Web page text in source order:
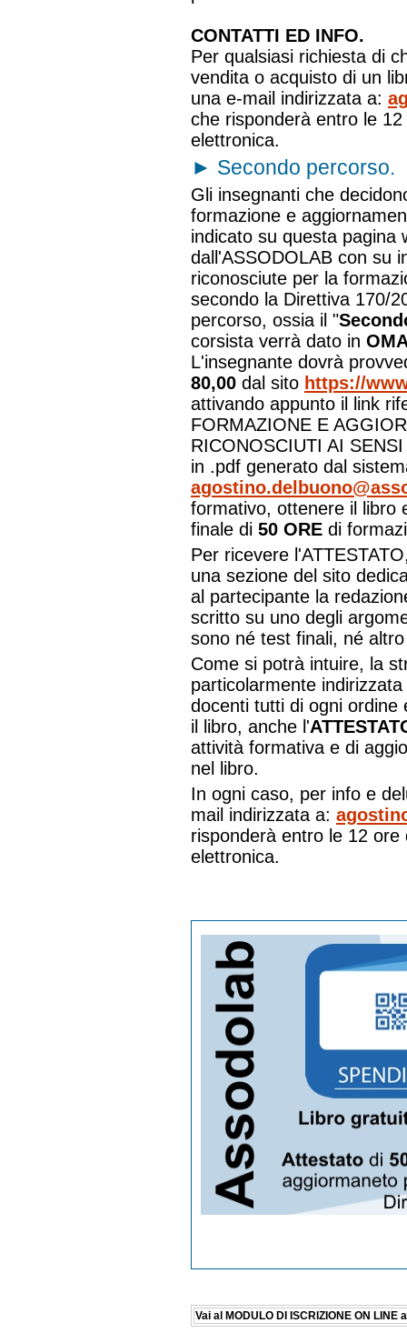
CONTATTI ED INFO.
Per qualsiasi richiesta di
vendita o acquisto di un
una e-mail indirizzata a:
che risponderà entro le
elettronica.
► Secondo percorso.
Gli insegnanti che
formazione e
indicato su questa pagina
dall'ASSODOLAB con su
riconosciute per la
secondo la Direttiva 170/
percorso, ossia il "
corsista verrà dato in
L'insegnante dovrà
80,00 dal sito https://
attivando appunto il link
FORMAZIONE E
RICONOSCIUTI AI
in .pdf generato dal
formativo, ottenere il libro
finale di 50 ORE di
Per ricevere
una sezione del sito
al partecipante la
scritto su uno degli
sono né test finali, né
Come si potrà intuire, la
particolarmente
docenti tutti di ogni ordine
il libro, anche l'
attività formativa e di
nel libro.
In ogni caso, per info e
mail indirizzata a:
risponderà entro le 12
elettronica.
Vai al MODULO DI ISCRIZIONE ON